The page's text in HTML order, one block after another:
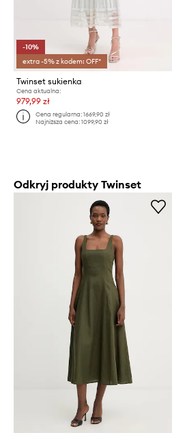
-10%
extra -5% z kodem: OFF*
Twinset sukienka
Cena aktualna:
979,99 zł
Cena regularna:1669,90 zł
Najniższa cena:1099,90 zł
Odkryj produkty Twinset